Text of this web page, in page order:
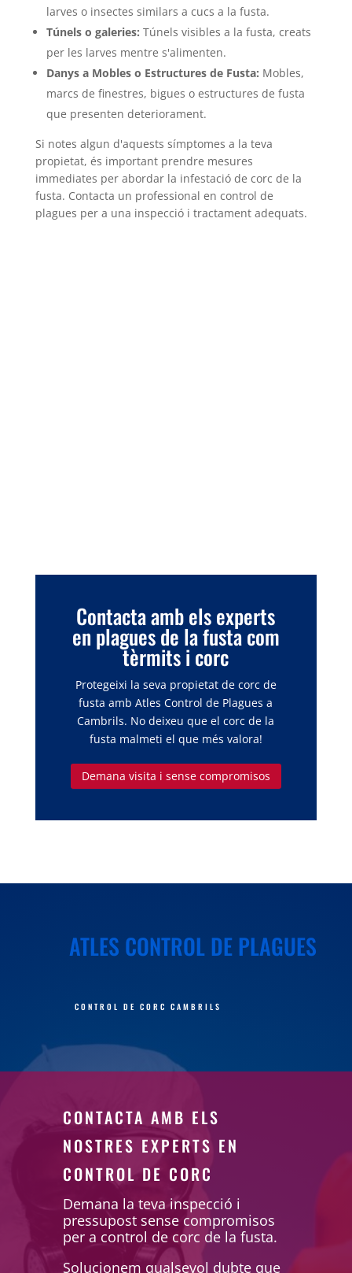
larves o insectes similars a cucs a la fusta.
Túnels o galeries: Túnels visibles a la fusta, creats
per les larves mentre s'alimenten.
Danys a Mobles o Estructures de Fusta: Mobles,
marcs de finestres, bigues o estructures de fusta
que presenten deteriorament.
Si notes algun d'aquests símptomes a la teva
propietat, és important prendre mesures
immediates per abordar la infestació de corc de la
fusta. Contacta un professional en control de
plagues per a una inspecció i tractament adequats.
Contacta amb els experts
en plagues de la fusta com
tèrmits i corc
Protegeixi la seva propietat de corc de
fusta amb Atles Control de Plagues a
CONTACTA AMB ELS
NOSTRES EXPERTS EN
CONTROL DE CORC